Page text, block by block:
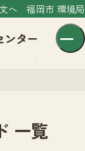
へ 福岡市 環境局
一覧